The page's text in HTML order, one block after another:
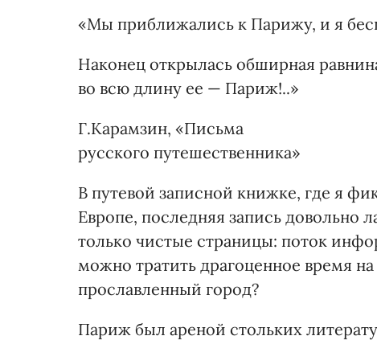
«Мы приближались к Парижу, и я
Наконец открылась обширная
во всю длину ее — Париж!..»
Г.Карамзин, «Письма
русского путешественника»
В путевой записной книжке, где я
Европе, последняя запись довольно
только чистые страницы: поток
можно тратить драгоценное время
прославленный город?
Париж был ареной стольких